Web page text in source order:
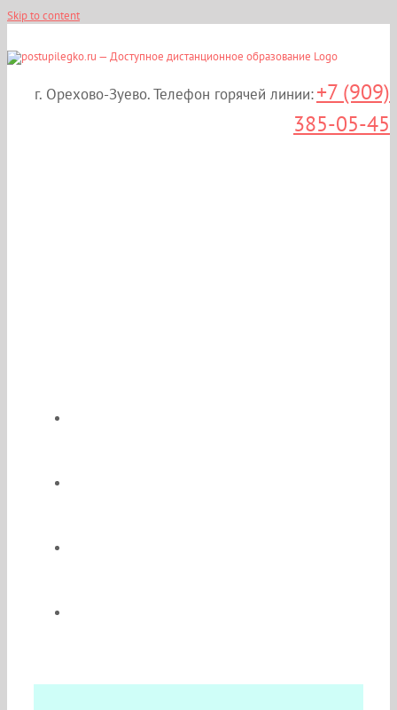
Skip to content
г. Орехово-Зуево. Телефон горячей линии:+7 (909)
385-05-45